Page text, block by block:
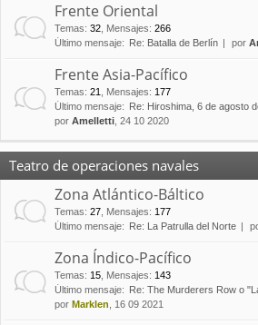
Frente Oriental
Temas: 32 Mensajes: 266
Último mensaje:
Re: Batalla de Berlín por
Frente Asia-Pacífico
Temas: 21 Mensajes: 177
Último mensaje:
Re: Hiroshima, 6 de agosto
por Amelletti , 24 10 2020
Teatro de operaciones navales
Zona Atlántico-Báltico
Temas: 27 Mensajes: 177
Último mensaje:
Re: La Patrulla del Norte
Zona Índico-Pacífico
Temas: 15 Mensajes: 143
Último mensaje:
Re: The Murderers Row o
por Marklen , 16 09 2021